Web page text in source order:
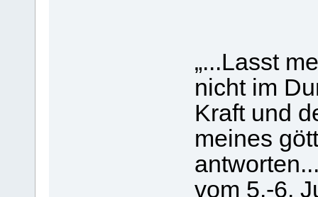
„...Lasst
nicht im
Kraft und
meines
vom 5.-6.